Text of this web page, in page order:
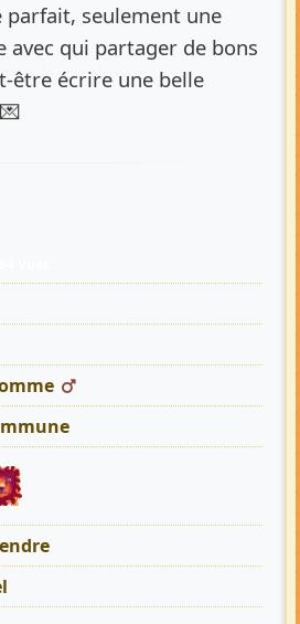
parfait, seulement une
avec qui partager de bons
être écrire une belle